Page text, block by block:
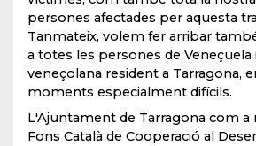
persones afectades per aquesta
Tanmateix, volem fer arribar
a totes les persones de
veneçolana resident a Tarragona,
moments especialment difícils.
L'Ajuntament de Tarragona com a
Fons Català de Cooperació al